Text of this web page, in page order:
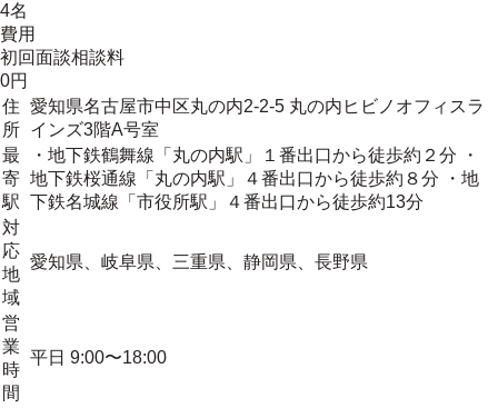
4名
費用
初回面談相談料
0円
住
所
愛知県名古屋市中区丸の内2-2-5 丸の内ヒビノオフィスラ
インズ3階A号室
最
寄
駅
・地下鉄鶴舞線「丸の内駅」１番出口から徒歩約２分 ・
地下鉄桜通線「丸の内駅」４番出口から徒歩約８分 ・地
下鉄名城線「市役所駅」４番出口から徒歩約13分
対
応
地
域
愛知県、岐阜県、三重県、静岡県、長野県
営
業
時
間
平日 9:00〜18:00